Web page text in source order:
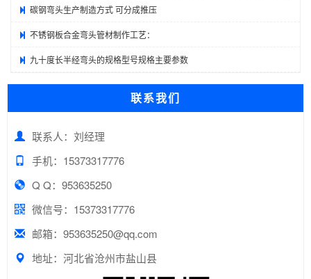
碳钢弯头生产制造方式 可分成推压
不锈钢板合金弯头管材制作工艺：
九十度长半经弯头的规格型号规格主要参数
联系我们
联系人：刘经理
手机：15373317776
Q Q：953635250
微信号：15373317776
邮箱：953635250@qq.com
地址：河北省沧州市盐山县